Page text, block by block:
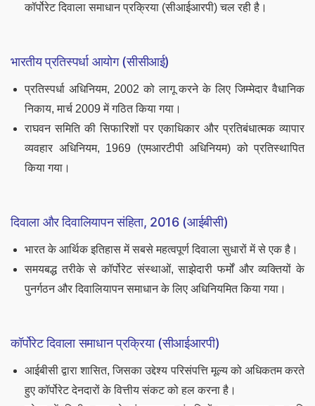
कॉर्पोरेट दिवाला समाधान प्रक्रिया (सीआईआरपी) चल रही है।
भारतीय प्रतिस्पर्धा आयोग (सीसीआई)
प्रतिस्पर्धा अधिनियम, 2002 को लागू करने के लिए जिम्मेदार वैधानिक
निकाय, मार्च 2009 में गठित किया गया।
राघवन समिति की सिफारिशों पर एकाधिकार और प्रतिबंधात्मक व्यापार
व्यवहार अधिनियम, 1969 (एमआरटीपी अधिनियम) को प्रतिस्थापित
किया गया।
दिवाला और दिवालियापन संहिता, 2016 (आईबीसी)
भारत के आर्थिक इतिहास में सबसे महत्वपूर्ण दिवाला सुधारों में से एक है।
समयबद्ध तरीके से कॉर्पोरेट संस्थाओं, साझेदारी फर्मों और व्यक्तियों के
पुनर्गठन और दिवालियापन समाधान के लिए अधिनियमित किया गया।
कॉर्पोरेट दिवाला समाधान प्रक्रिया (सीआईआरपी)
आईबीसी द्वारा शासित, जिसका उद्देश्य परिसंपत्ति मूल्य को अधिकतम करते
हुए कॉर्पोरेट देनदारों के वित्तीय संकट को हल करना है।